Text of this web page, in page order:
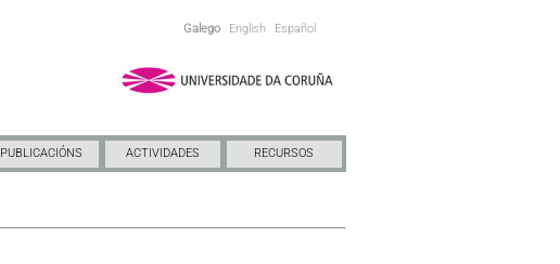
Galego English Español
PUBLICACIÓNS ACTIVIDADES RECURSOS